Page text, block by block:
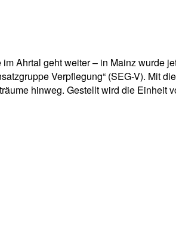
Ahrtal geht weiter – in Mainz wurde
Verpflegung“ (SEG-V). Mit
hinweg. Gestellt wird die Einheit